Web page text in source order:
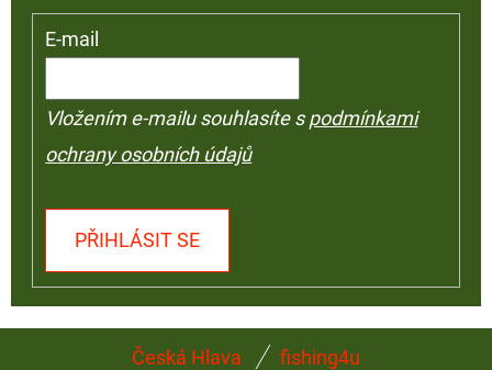
E-mail
Vložením e-mailu souhlasíte spodmínkami
ochrany osobních údajů
PŘIHLÁSIT SE
Česká Hlava fishing4u